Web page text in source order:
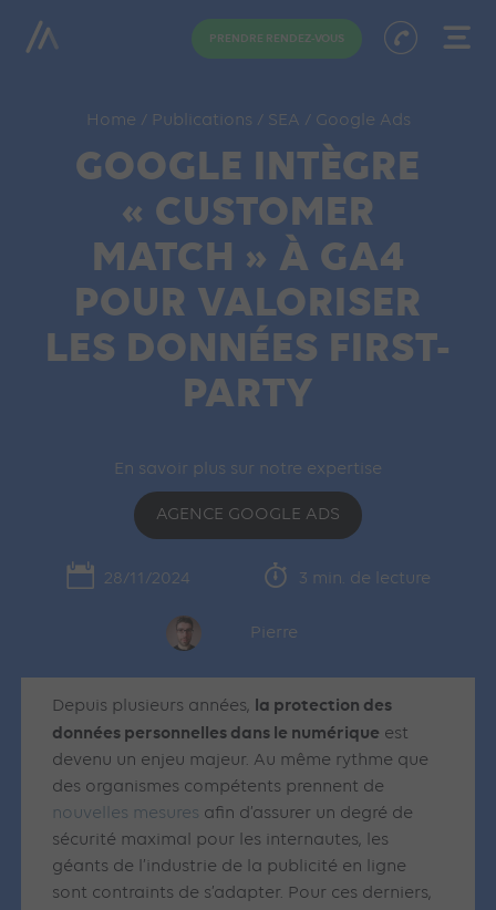
PRENDRE RENDEZ-VOUS
Home / Publications / SEA / Google Ads
GOOGLE INTÈGRE
« CUSTOMER
MATCH » À GA4
POUR VALORISER
LES DONNÉES FIRST-
PARTY
En savoir plus sur notre expertise
AGENCE GOOGLE ADS
28/11/2024 3 min. de lecture
Pierre
Depuis plusieurs années, la protection des
données personnelles dans le numérique est
devenu un enjeu majeur. Au même rythme que
des organismes compétents prennent de
nouvelles mesures afin d’assurer un degré de
sécurité maximal pour les internautes, les
géants de l’industrie de la publicité en ligne
sont contraints de s’adapter. Pour ces derniers,